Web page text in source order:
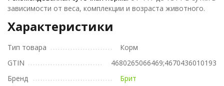
зависимости от веса, комплекции и возраста животного.
Характеристики
Тип товара
Корм
GTIN
4680265066469;4670436010193
Бренд
Брит